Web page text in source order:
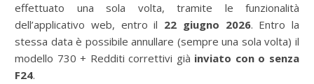
effettuato una sola volta, tramite le funzionalità
dell’applicativo web, entro il 22 giugno 2026. Entro la
stessa data è possibile annullare (sempre una sola volta) il
modello 730 + Redditi correttivi già inviato con o senza
F24.